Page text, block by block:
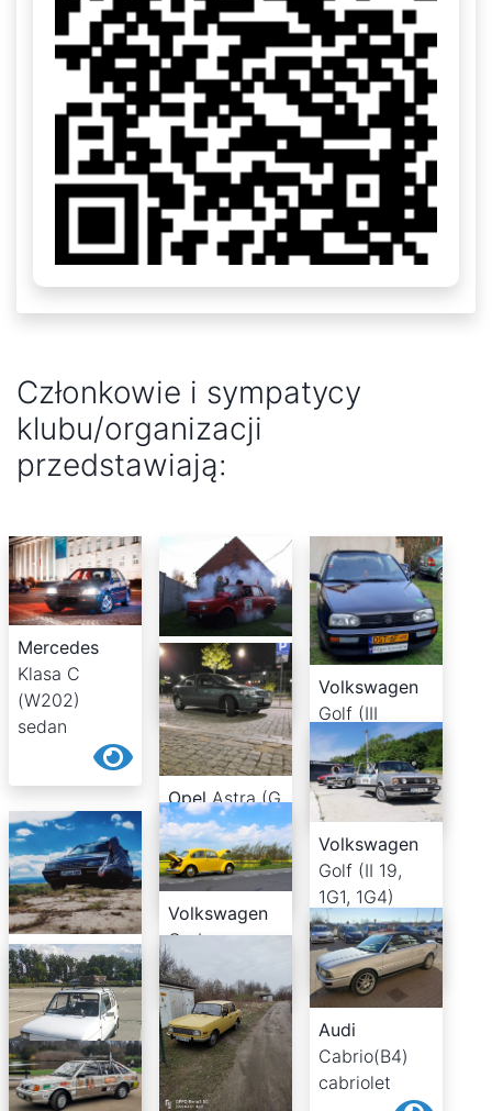
Członkowie i sympatycy
klubu/organizacji
przedstawiają:
Mercedes
Klasa C
(W202)
sedan
Wartburg
Volkswagen
Golf (III
Cabriolet
1E7)
Opel Astra (G
F48, F08)
hatchback
Volkswagen
Golf (II 19,
1G1, 1G4)
hatchback
Volkswagen
Garbus
Peugeot 405
(4, 15) sedan
Audi
Cabrio(B4)
cabriolet